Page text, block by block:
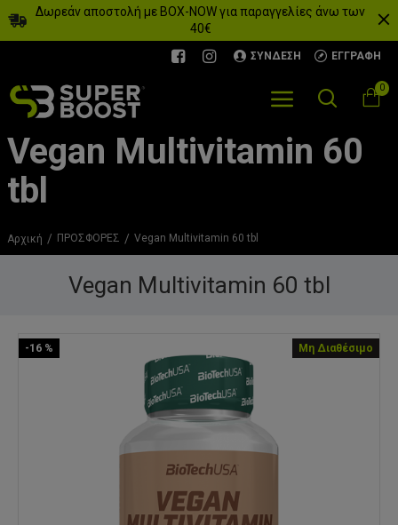
Δωρεάν αποστολή με BOX-NOW για παραγγελίες άνω των
40€
ΣΎΝΔΕΣΗ ΕΓΓΡΑΦΉ
0
Vegan Multivitamin 60
tbl
Αρχική ΠΡΟΣΦΟΡΕΣ Vegan Multivitamin 60 tbl
Vegan Multivitamin 60 tbl
-16 % Μη Διαθέσιμο